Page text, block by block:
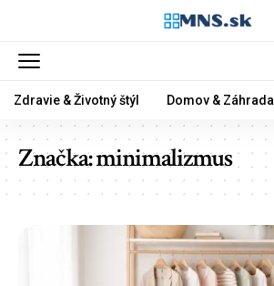
Zdravie & Životný štýl Domov & Záhrada
Značka:minimalizmus